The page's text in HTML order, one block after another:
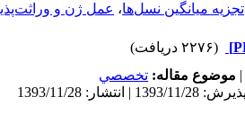
تجزیه میانگین نسل‌ها، عمل ژن و
(۲۲۷۶ دریافت)
| موضوع مقاله: تخصصي